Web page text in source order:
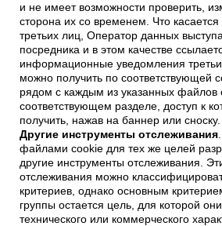
и не имеет возможности проверить,
сторона их со временем. Что
третьих лиц, Оператор данных
посредника и в этом качестве
информационные уведомления
можно получить по соответствующей
рядом с каждым из указанных файлов
соответствующем разделе, доступ к
получить, нажав на баннер или сноску.
Другие инструменты отслеживания
файлами cookie для тех же целей
другие инструменты отслеживания.
отслеживания можно
критериев, однако основным
группы остается цель, для которой
технического или коммерческого